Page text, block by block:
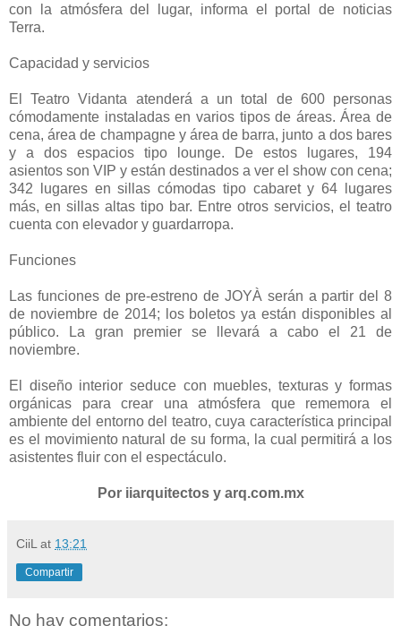
con la atmósfera del lugar, informa el portal de noticias
Terra.
Capacidad y servicios
El Teatro Vidanta atenderá a un total de 600 personas
cómodamente instaladas en varios tipos de áreas. Área de
cena, área de champagne y área de barra, junto a dos bares
y a dos espacios tipo lounge. De estos lugares, 194
asientos son VIP y están destinados a ver el show con cena;
342 lugares en sillas cómodas tipo cabaret y 64 lugares
más, en sillas altas tipo bar. Entre otros servicios, el teatro
cuenta con elevador y guardarropa.
Funciones
Las funciones de pre-estreno de JOYÀ serán a partir del 8
de noviembre de 2014; los boletos ya están disponibles al
público. La gran premier se llevará a cabo el 21 de
noviembre.
El diseño interior seduce con muebles, texturas y formas
orgánicas para crear una atmósfera que rememora el
ambiente del entorno del teatro, cuya característica principal
es el movimiento natural de su forma, la cual permitirá a los
asistentes fluir con el espectáculo.
Por iiarquitectos y arq.com.mx
CiiL at 13:21
Compartir
No hay comentarios: